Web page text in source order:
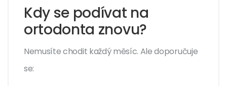
Kdy se podívat na
ortodonta znovu?
Nemusíte chodit každý měsíc. Ale doporučuje
se: